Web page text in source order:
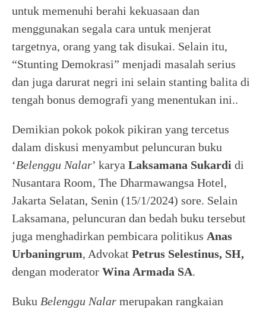
untuk memenuhi berahi kekuasaan dan
menggunakan segala cara untuk menjerat
targetnya, orang yang tak disukai. Selain itu,
“Stunting Demokrasi” menjadi masalah serius
dan juga darurat negri ini selain stanting balita di
tengah bonus demografi yang menentukan ini..
Demikian pokok pokok pikiran yang tercetus
dalam diskusi menyambut peluncuran buku
‘Belenggu Nalar’ karya Laksamana Sukardi di
Nusantara Room, The Dharmawangsa Hotel,
Jakarta Selatan, Senin (15/1/2024) sore. Selain
Laksamana, peluncuran dan bedah buku tersebut
juga menghadirkan pembicara politikus Anas
Urbaningrum, Advokat Petrus Selestinus, SH,
dengan moderator Wina Armada SA.
Buku Belenggu Nalar merupakan rangkaian